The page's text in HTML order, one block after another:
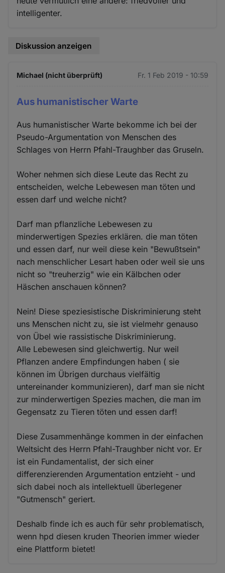
intelligenter.
Diskussion anzeigen
Michael (nicht überprüft) Fr. 1 Feb 2019 - 10:59
Aus humanistischer Warte
Aus humanistischer Warte bekomme ich bei der
Pseudo-Argumentation von Menschen des
Schlages von Herrn Pfahl-Traughber das Gruseln.
Woher nehmen sich diese Leute das Recht zu
entscheiden, welche Lebewesen man töten und
essen darf und welche nicht?
Darf man pflanzliche Lebewesen zu
minderwertigen Spezies erklären. die man töten
und essen darf, nur weil diese kein "Bewußtsein"
nach menschlicher Lesart haben oder weil sie uns
nicht so "treuherzig" wie ein Kälbchen oder
Häschen anschauen können?
Nein! Diese speziesistische Diskriminierung steht
uns Menschen nicht zu, sie ist vielmehr genauso
von Übel wie rassistische Diskriminierung.
Alle Lebewesen sind gleichwertig. Nur weil
Pflanzen andere Empfindungen haben ( sie
können im Übrigen durchaus vielfältig
untereinander kommunizieren), darf man sie nicht
zur minderwertigen Spezies machen, die man im
Gegensatz zu Tieren töten und essen darf!
Diese Zusammenhänge kommen in der einfachen
Weltsicht des Herrn Pfahl-Traughber nicht vor. Er
ist ein Fundamentalist, der sich einer
differenzierenden Argumentation entzieht - und
sich dabei noch als intellektuell überlegener
"Gutmensch" geriert.
Deshalb finde ich es auch für sehr problematisch,
wenn hpd diesen kruden Theorien immer wieder
eine Plattform bietet!